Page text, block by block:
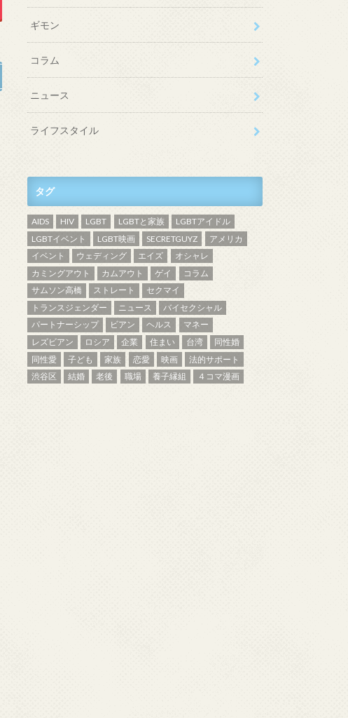
ギモン
コラム
ニュース
ライフスタイル
タグ
AIDS HIV LGBT LGBTと家族
LGBTアイドル
LGBTイベント
LGBT映画 SECRETGUYZ
アメリカ
イベント
ウェディング エイズ
オシャレ
カミングアウト
カムアウト ゲイ
コラム
サムソン高橋
ストレート
セクマイ
トランスジェンダー
ニュース
バイセクシャル
パートナーシップ
ビアン ヘルス
マネー
レズビアン
ロシア 企業 住まい 台湾
同性婚
同性愛
子ども 家族 恋愛 映画
法的サポート
渋谷区
結婚 老後 職場 養子縁組 ４コマ漫画